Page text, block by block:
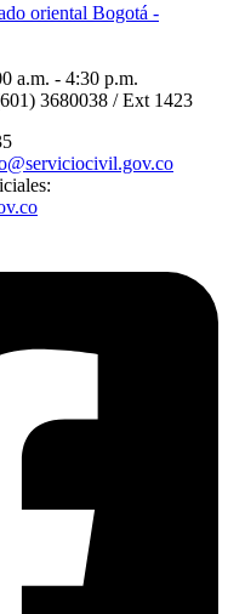
oriental Bogotá -
a.m. - 4:30 p.m.
3680038 / Ext 1423